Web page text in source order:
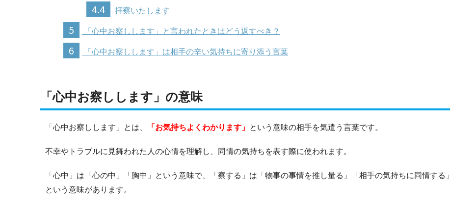
4.4 拝察いたします
5 「心中お察しします」と言われたときはどう返すべき？
6 「心中お察しします」は相手の辛い気持ちに寄り添う言葉
「心中お察しします」の意味
「心中お察しします」とは、 「お気持ちよくわかります」 という意味の相手を気遣う言葉です。
不幸やトラブルに見舞われた人の心情を理解し、同情の気持ちを表す際に使われます。
「心中」は「心の中」「胸中」という意味で、「察する」は「物事の事情を推し量る」「相手の気持ちに同情する」
という意味があります。